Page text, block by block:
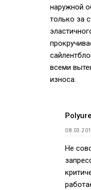
наружной
только за
всеми
износа.
Не